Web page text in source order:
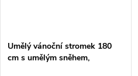
Umělý vánoční stromek 180
cm s umělým sněhem,